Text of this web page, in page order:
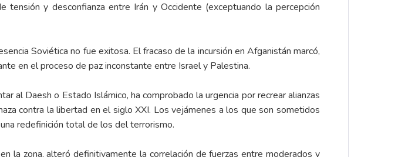
y desconfianza entre Irán y Occidente (exceptuando la percepción
Soviética no fue exitosa. El fracaso de la incursión en Afganistán marcó,
en el proceso de paz inconstante entre Israel y Palestina.
al Daesh o Estado Islámico, ha comprobado la urgencia por recrear alianzas
contra la libertad en el siglo XXI. Los vejámenes a los que son sometidos
redefinición total de los del terrorismo.
la zona, alteró definitivamente la correlación de fuerzas entre moderados y